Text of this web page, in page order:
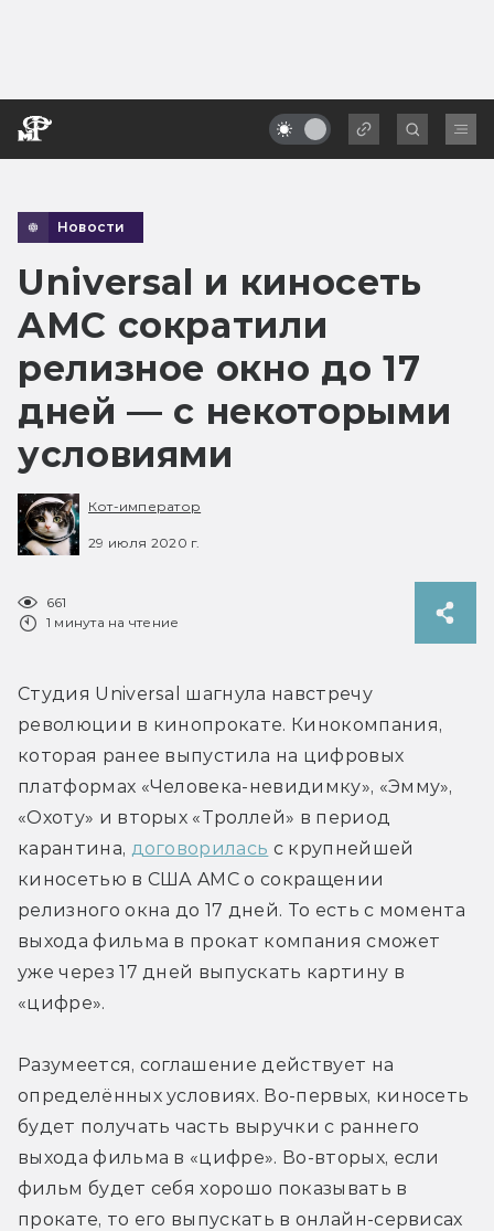
Новости
Universal и киносеть
AMC сократили
релизное окно до 17
дней — с некоторыми
условиями
Кот-император
29 июля 2020 г.
661
1 минута на чтение
Студия Universal шагнула навстречу
революции в кинопрокате. Кинокомпания,
которая ранее выпустила на цифровых
платформах «Человека-невидимку», «Эмму»,
«Охоту» и вторых «Троллей» в период
карантина, договорилась с крупнейшей
киносетью в США AMC о сокращении
релизного окна до 17 дней. То есть с момента
выхода фильма в прокат компания сможет
уже через 17 дней выпускать картину в
«цифре».
Разумеется, соглашение действует на
определённых условиях. Во-первых, киносеть
будет получать часть выручки с раннего
выхода фильма в «цифре». Во-вторых, если
фильм будет себя хорошо показывать в
прокате, то его выпускать в онлайн-сервисах